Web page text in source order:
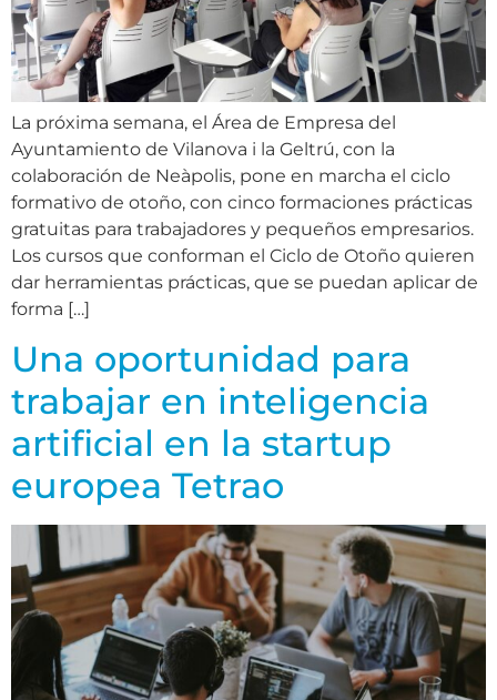
La próxima semana, el Área de Empresa del
Ayuntamiento de Vilanova i la Geltrú, con la
colaboración de Neàpolis, pone en marcha el ciclo
formativo de otoño, con cinco formaciones prácticas
gratuitas para trabajadores y pequeños empresarios.
Los cursos que conforman el Ciclo de Otoño quieren
dar herramientas prácticas, que se puedan aplicar de
forma […]
Una oportunidad para
trabajar en inteligencia
artificial en la startup
europea Tetrao